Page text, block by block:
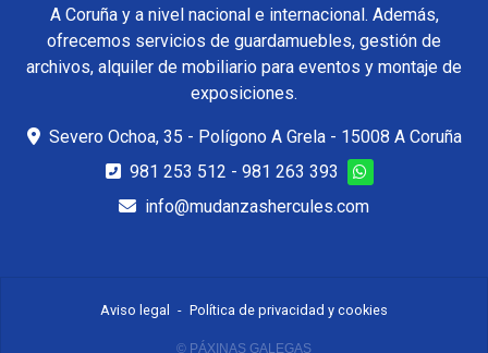
A Coruña y a nivel nacional e internacional. Además,
ofrecemos servicios de guardamuebles, gestión de
archivos, alquiler de mobiliario para eventos y montaje de
exposiciones.
Severo Ochoa, 35 - Polígono A Grela - 15008 A Coruña
981 253 512 - 981 263 393
info@mudanzashercules.com
Aviso legal - Política de privacidad y cookies
© PÁXINAS GALEGAS